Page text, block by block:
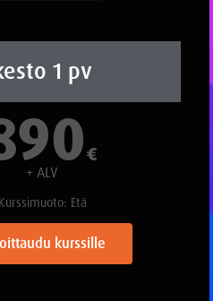
1 pv
€
+ ALV
Kurssimuoto: Etä
kurssille